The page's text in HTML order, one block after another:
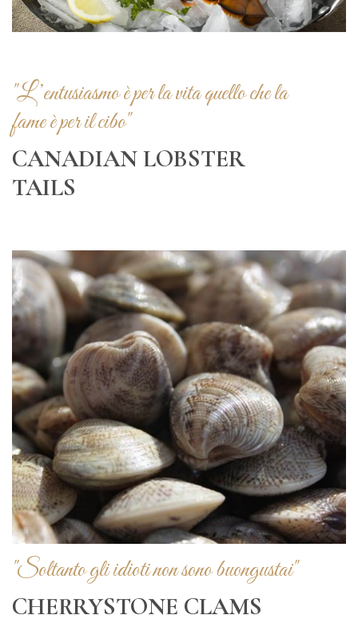
"L’entusiasmo è per la vita quello che la
fame è per il cibo"
CANADIAN LOBSTER
TAILS
"Soltanto gli idioti non sono buongustai"
CHERRYSTONE CLAMS